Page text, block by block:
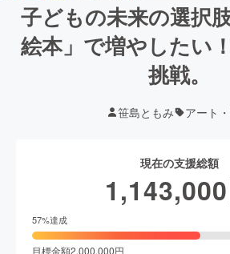
子どもの未来の選択
絵本」で増やしたい
挑戦。
笹島ともみ アート
現在の支援総額
1,143,000
57%達成
目標金額2,000,000円